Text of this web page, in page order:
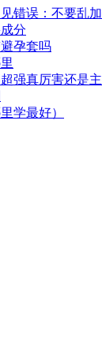
错误：不要乱
分
孕套吗
强真厉害还是
学最好）